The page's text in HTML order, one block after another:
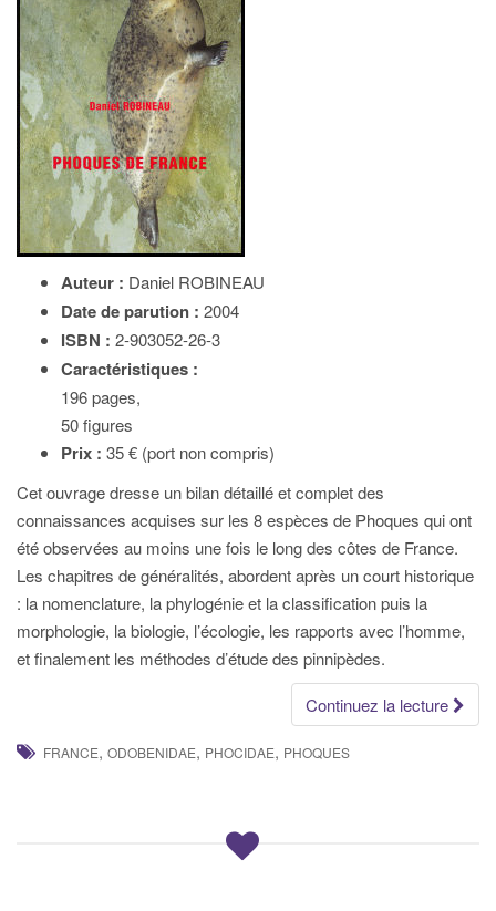
Auteur : Daniel ROBINEAU
Date de parution : 2004
ISBN : 2-903052-26-3
Caractéristiques :
196 pages,
50 figures
Prix : 35 € (port non compris)
Cet ouvrage dresse un bilan détaillé et complet des
connaissances acquises sur les 8 espèces de Phoques qui ont
été observées au moins une fois le long des côtes de France.
Les chapitres de généralités, abordent après un court historique
: la nomenclature, la phylogénie et la classification puis la
morphologie, la biologie, l’écologie, les rapports avec l’homme,
et finalement les méthodes d’étude des pinnipèdes.
Continuez la lecture
FRANCE, ODOBENIDAE, PHOCIDAE, PHOQUES